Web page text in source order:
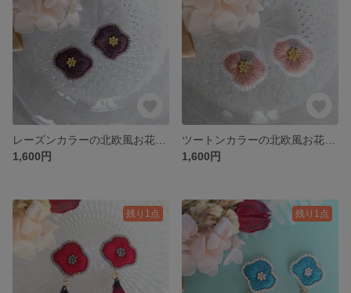
1,600円
1,600円
残り1点 残り1点